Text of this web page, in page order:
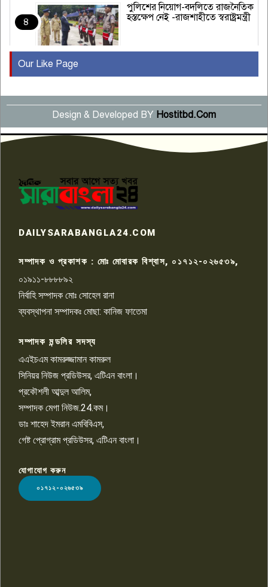
৪
পুলিশের নিয়োগ-বদলিতে রাজনৈতিক
হস্তক্ষেপ নেই -রাজশাহীতে স্বরাষ্ট্রমন্ত্রী
৫
বছর পূর্তি উদযাপন
৬
সংবাদ সম্মেলনে অভিযোগ অস্বীকার
উদ্দেশ্য প্রণোদিত সংবাদ প্রকাশের
প্রতিবাদ নাজির হাসানের
৭
কেটে ঘরে ঢুকে স্কুল শিক্ষিকাকে হত্যা
টয়লেটের ট্যাংকি থেকে লাশ উদ্ধার
রাজশাহীতে সন্ত্রাসী হামলায় গুরুতর
চাঁদাবাজি ও হয়রানির অভিযোগ
১০
Our Like Page
Design & Developed BY Hostitbd.Com
LOGO
DAILYSARABANGLA24.COM
সম্পাদক ও প্রকাশক : মোঃ মোবারক বিশ্বাস, ০১৭১২-০২৬৫৩৯,
০১৯১১-৮৮৮৮৯২
নির্বাহি সম্পাদক মোঃ সোহেল রানা
ব্যবস্থাপনা সম্পাদকঃ মোছা: কানিজ ফাতেমা
সম্পাদক মন্ডলির সদস্য
এএইচএম কামরুজ্জামান কামরুল
সিনিয়র নিউজ প্রডিউসর, এটিএন বাংলা।
প্রকৌশলী আব্দুল আলিম,
সম্পাদক মেগা নিউজ.24.কম।
ডাঃ শাহেদ ইমরান এমবিবিএস,
গেষ্ট প্রোগ্রাম প্রডিউসর, এটিএন বাংলা।
যোগাযোগ করুন
০১৭১২-০২৬৫৩৯